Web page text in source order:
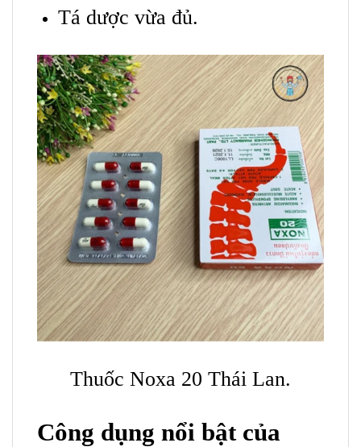
Tá dược vừa đủ.
Thuốc Noxa 20 Thái Lan.
Công dụng nổi bật của